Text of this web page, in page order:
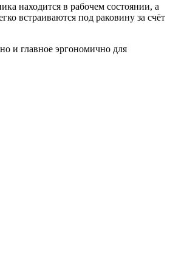
находится в рабочем состоянии, а
встраиваются под раковину за счёт
и главное эргономично для